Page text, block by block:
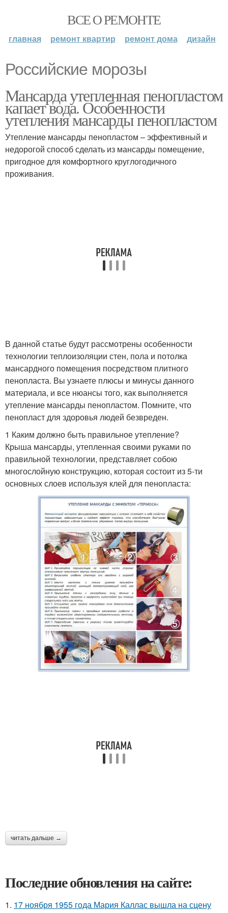
ВСЕ О РЕМОНТЕ
главная ремонт квартир ремонт дома дизайн
Российские морозы
Мансарда утепленная пенопластом
капает вода. Особенности
утепления мансарды пенопластом
Утепление мансарды пенопластом – эффективный и
недорогой способ сделать из мансарды помещение,
пригодное для комфортного круглогодичного
проживания.
В данной статье будут рассмотрены особенности
технологии теплоизоляции стен, пола и потолка
мансардного помещения посредством плитного
пенопласта. Вы узнаете плюсы и минусы данного
материала, и все нюансы того, как выполняется
утепление мансарды пенопластом. Помните, что
пенопласт для здоровья людей безвреден.
1 Каким должно быть правильное утепление?
Крыша мансарды, утепленная своими руками по
правильной технологии, представляет собою
многослойную конструкцию, которая состоит из 5-ти
основных слоев используя клей для пенопласта:
читать дальше →
Последние обновления на сайте:
1. 17 ноября 1955 года Мария Каллас вышла на сцену